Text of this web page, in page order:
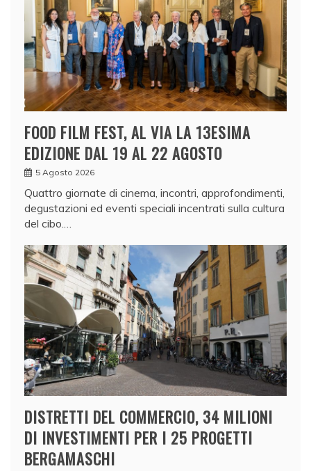
FOOD FILM FEST, AL VIA LA 13ESIMA
EDIZIONE DAL 19 AL 22 AGOSTO
5 Agosto 2026
Quattro giornate di cinema, incontri, approfondimenti,
degustazioni ed eventi speciali incentrati sulla cultura
del cibo.…
DISTRETTI DEL COMMERCIO, 34 MILIONI
DI INVESTIMENTI PER I 25 PROGETTI
BERGAMASCHI